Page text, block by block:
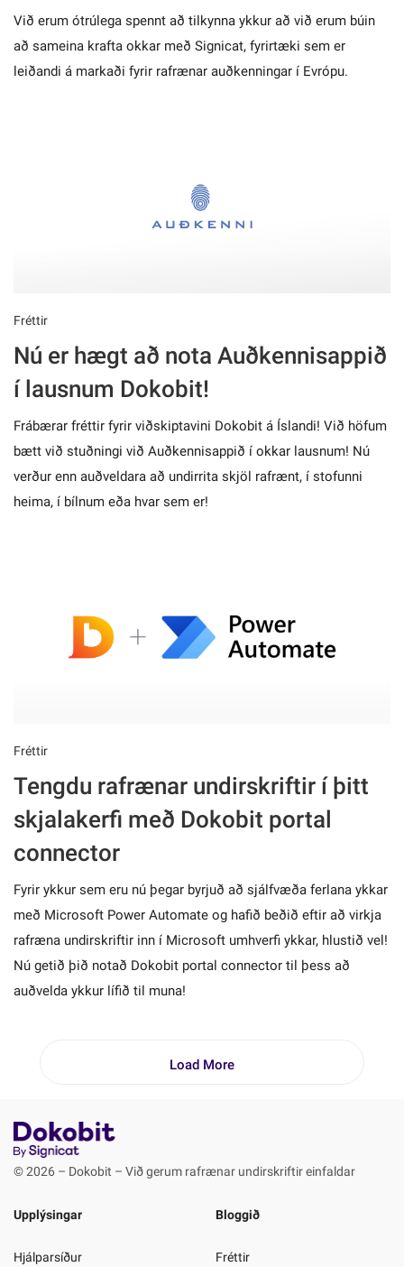
Við erum ótrúlega spennt að tilkynna ykkur að við erum búin
að sameina krafta okkar með Signicat, fyrirtæki sem er
leiðandi á markaði fyrir rafrænar auðkenningar í Evrópu.
Fréttir
Nú er hægt að nota Auðkennisappið
í lausnum Dokobit!
Frábærar fréttir fyrir viðskiptavini Dokobit á Íslandi! Við höfum
bætt við stuðningi við Auðkennisappið í okkar lausnum! Nú
verður enn auðveldara að undirrita skjöl rafrænt, í stofunni
heima, í bílnum eða hvar sem er!
Fréttir
Tengdu rafrænar undirskriftir í þitt
skjalakerfi með Dokobit portal
connector
Fyrir ykkur sem eru nú þegar byrjuð að sjálfvæða ferlana ykkar
með Microsoft Power Automate og hafið beðið eftir að virkja
rafræna undirskriftir inn í Microsoft umhverfi ykkar, hlustið vel!
Nú getið þið notað Dokobit portal connector til þess að
auðvelda ykkur lífið til muna!
Load More
© 2026 – Dokobit – Við gerum rafrænar undirskriftir einfaldar
Upplýsingar
Hjálparsíður
Bloggið
Fréttir